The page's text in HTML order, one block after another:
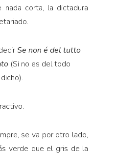
corta, la dictadura
Se non é del tutto
(Si no es del todo
se va por otro lado,
verde que el gris de la